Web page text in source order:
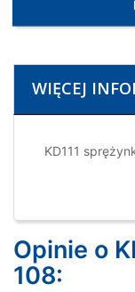
WIĘCEJ
KD111
Opinie o
108: